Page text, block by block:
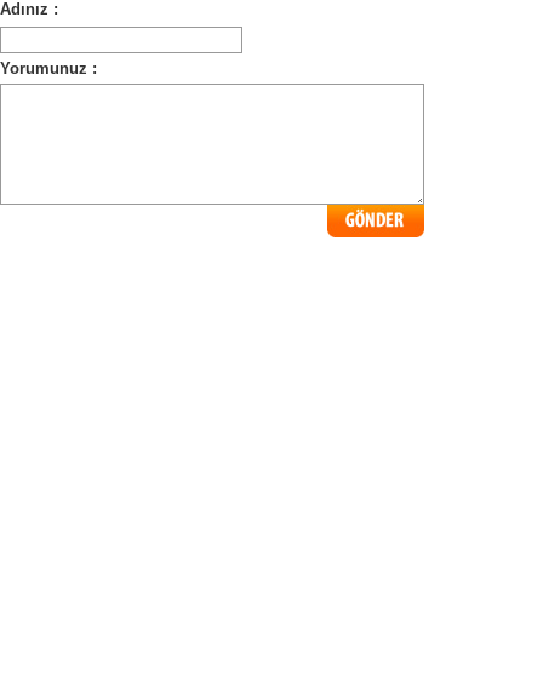
Adınız :
Yorumunuz :